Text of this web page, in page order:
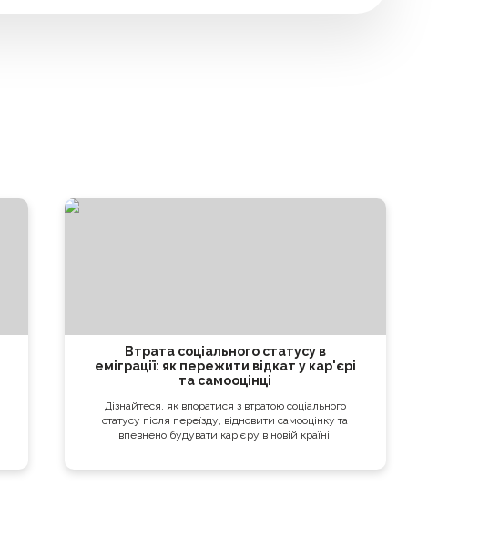
Втрата соціального статусу в
еміграції: як пережити відкат у кар'єрі
та самооцінці
Дізнайтеся, як впоратися з втратою соціального
статусу після переїзду, відновити самооцінку та
впевнено будувати кар'єру в новій країні.